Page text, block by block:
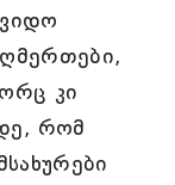
კი
რომ